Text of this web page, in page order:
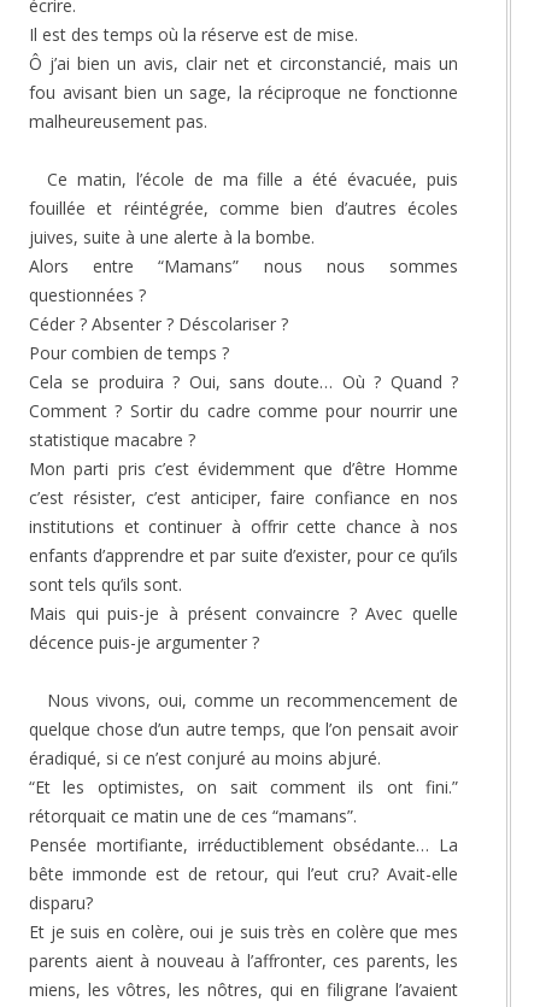
écrire.
Il est des temps où la réserve est de mise.
Ô j’ai bien un avis, clair net et circonstancié, mais un
fou avisant bien un sage, la réciproque ne fonctionne
malheureusement pas.
Ce matin, l’école de ma fille a été évacuée, puis
fouillée et réintégrée, comme bien d’autres écoles
juives, suite à une alerte à la bombe.
Alors entre “Mamans” nous nous sommes
questionnées ?
Céder ? Absenter ? Déscolariser ?
Pour combien de temps ?
Cela se produira ? Oui, sans doute… Où ? Quand ?
Comment ? Sortir du cadre comme pour nourrir une
statistique macabre ?
Mon parti pris c’est évidemment que d’être Homme
c’est résister, c’est anticiper, faire confiance en nos
institutions et continuer à offrir cette chance à nos
enfants d’apprendre et par suite d’exister, pour ce qu’ils
sont tels qu’ils sont.
Mais qui puis-je à présent convaincre ? Avec quelle
décence puis-je argumenter ?
Nous vivons, oui, comme un recommencement de
quelque chose d’un autre temps, que l’on pensait avoir
éradiqué, si ce n’est conjuré au moins abjuré.
“Et les optimistes, on sait comment ils ont fini.”
rétorquait ce matin une de ces “mamans”.
Pensée mortifiante, irréductiblement obsédante… La
bête immonde est de retour, qui l’eut cru? Avait-elle
disparu?
Et je suis en colère, oui je suis très en colère que mes
parents aient à nouveau à l’affronter, ces parents, les
miens, les vôtres, les nôtres, qui en filigrane l’avaient